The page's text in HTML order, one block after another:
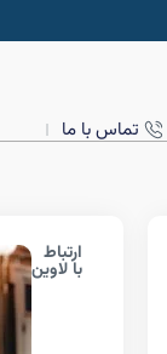
تماس با ما
ارتباط
با لاوین